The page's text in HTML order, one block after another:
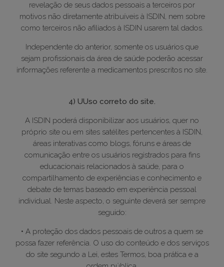
revelação de seus dados pessoais a terceiros por
motivos não diretamente atribuíveis à ISDIN, nem sobre
como terceiros não afiliados à ISDIN usarem tal dados.
Independente do anterior, somente os usuários que
sejam profissionais da área de saúde poderão acessar
informações referente a medicamentos prescritos no site.
4) UUso correto do site.
A ISDIN poderá disponibilizar aos usuários, quer no
próprio site ou em sites satélites pertencentes à ISDIN,
áreas interativas como blogs, fóruns e áreas de
comunicação entre os usuários registrados para fins
educacionais relacionados à saúde, para o
compartilhamento de experiências e conhecimento e
debate de temas baseado em experiência pessoal
individual. Neste aspecto, o seguinte deverá ser sempre
seguido:
• A proteção dos dados pessoais de outros a quem se
possa fazer referência. O uso do conteúdo e dos serviços
do site segundo a Lei, estes Termos, boa prática e a